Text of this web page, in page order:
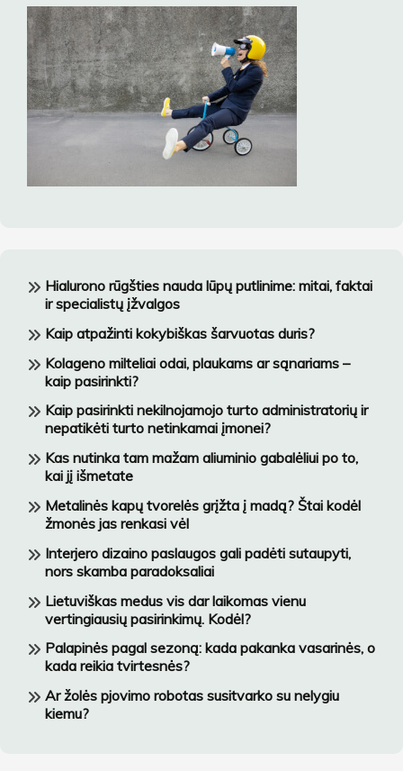
Hialurono rūgšties nauda lūpų putlinime: mitai, faktai
ir specialistų įžvalgos
Kaip atpažinti kokybiškas šarvuotas duris?
Kolageno milteliai odai, plaukams ar sąnariams –
kaip pasirinkti?
Kaip pasirinkti nekilnojamojo turto administratorių ir
nepatikėti turto netinkamai įmonei?
Kas nutinka tam mažam aliuminio gabalėliui po to,
kai jį išmetate
Metalinės kapų tvorelės grįžta į madą? Štai kodėl
žmonės jas renkasi vėl
Interjero dizaino paslaugos gali padėti sutaupyti,
nors skamba paradoksaliai
Lietuviškas medus vis dar laikomas vienu
vertingiausių pasirinkimų. Kodėl?
Palapinės pagal sezoną: kada pakanka vasarinės, o
kada reikia tvirtesnės?
Ar žolės pjovimo robotas susitvarko su nelygiu
kiemu?